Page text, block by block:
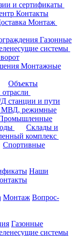
и сертификаты
Контакты
Монтаж
Газонные
системы
Монтажные
Объекты
станции и пути
режимные
Склады и
комплекс
Спортивные
Наши
Монтаж Вопрос-
Газонные
системы